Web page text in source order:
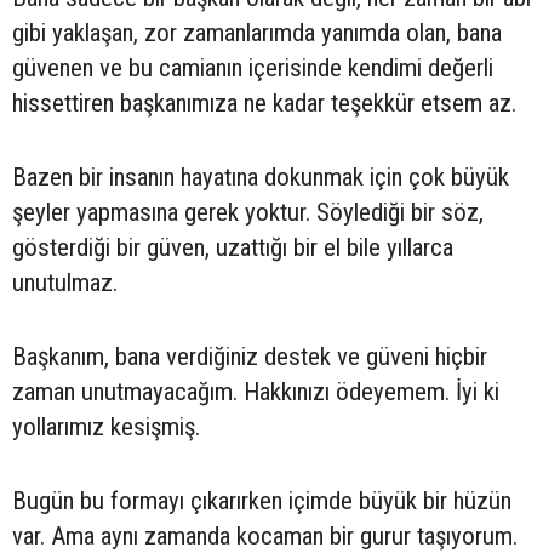
gibi yaklaşan, zor zamanlarımda yanımda olan, bana
güvenen ve bu camianın içerisinde kendimi değerli
hissettiren başkanımıza ne kadar teşekkür etsem az.
Bazen bir insanın hayatına dokunmak için çok büyük
şeyler yapmasına gerek yoktur. Söylediği bir söz,
gösterdiği bir güven, uzattığı bir el bile yıllarca
unutulmaz.
Başkanım, bana verdiğiniz destek ve güveni hiçbir
zaman unutmayacağım. Hakkınızı ödeyemem. İyi ki
yollarımız kesişmiş.
Bugün bu formayı çıkarırken içimde büyük bir hüzün
var. Ama aynı zamanda kocaman bir gurur taşıyorum.